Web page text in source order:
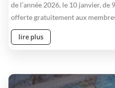
de l’année 2026, le 10 janvier, de
offerte gratuitement aux
lire plus